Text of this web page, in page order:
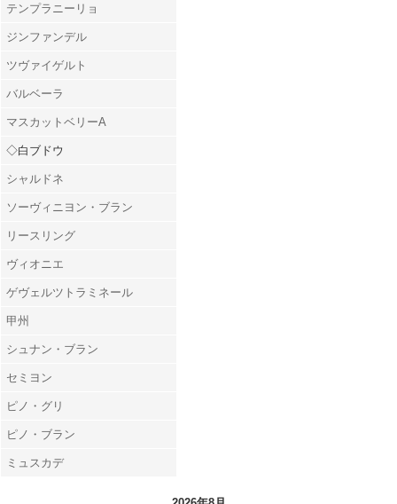
テンプラニーリョ
ジンファンデル
ツヴァイゲルト
バルベーラ
マスカットベリーA
◇白ブドウ
シャルドネ
ソーヴィニヨン・ブラン
リースリング
ヴィオニエ
ゲヴェルツトラミネール
甲州
シュナン・ブラン
セミヨン
ピノ・グリ
ピノ・ブラン
ミュスカデ